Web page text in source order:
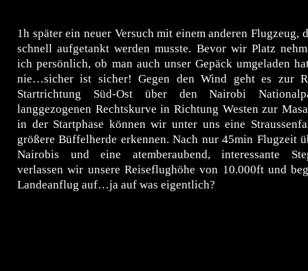
1h später ein neuer Versuch mit einem anderen Flugzeug,
schnell aufgetankt werden musste. Bevor wir Platz
ich persönlich, ob man auch unser Gepäck umgeladen
nie…sicher ist sicher! Gegen den Wind geht es zur
Startrichtung Süd-Ost über den Nairobi
langgezogenen Rechtskurve in Richtung Westen zur
in der Startphase können wir unter uns eine
größere Büffelherde erkennen. Nach nur 45min Flugzeit
Nairobis und eine atemberaubend, interessante
verlassen wir unsere Reiseflughöhe von 10.000ft und
Landeanflug auf…ja auf was eigentlich?